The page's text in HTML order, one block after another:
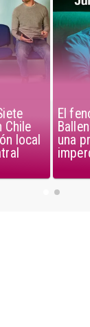
Chile
local
El
una